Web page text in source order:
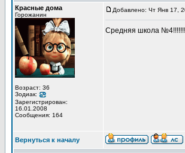
Красные дома
Горожанин
Возраст: 36
Зодиак:
Зарегистрирован:
16.01.2008
Сообщения: 164
Добавлено: Чт Янв 17,
Средняя школа
Вернуться к началу